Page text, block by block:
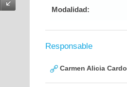
Modalidad:
Responsable
Carmen Alicia